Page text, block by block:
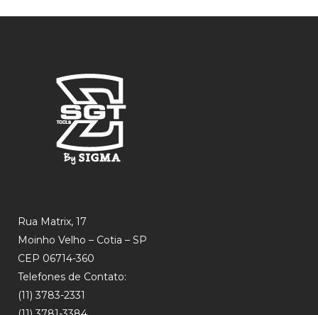
Rua Matrix, 17
Moinho Velho – Cotia – SP
CEP 06714-360
Telefones de Contato:
(11) 3783-2331